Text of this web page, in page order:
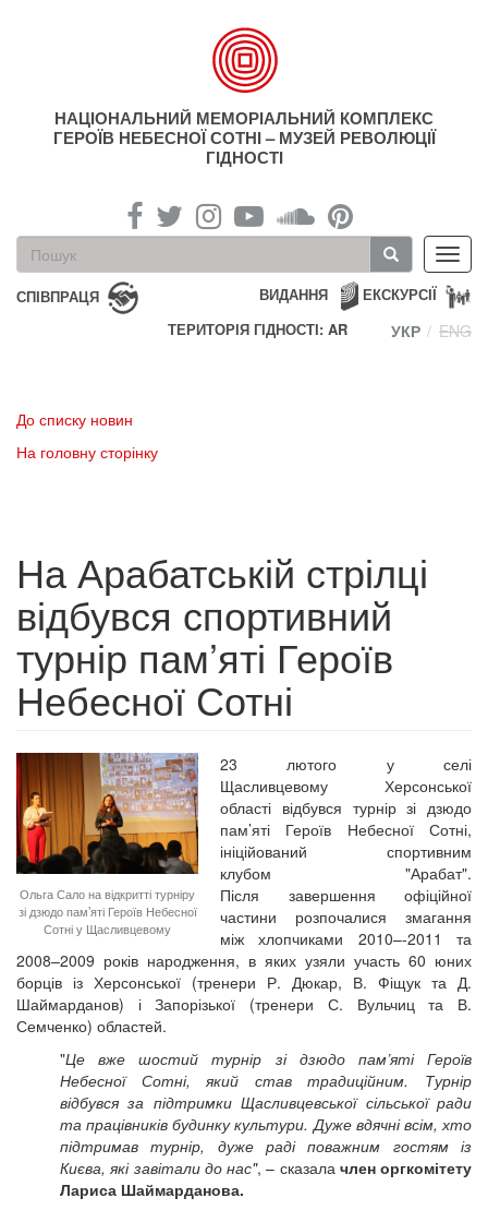
НАЦІОНАЛЬНИЙ МЕМОРІАЛЬНИЙ КОМПЛЕКС
ГЕРОЇВ НЕБЕСНОЇ СОТНІ – МУЗЕЙ РЕВОЛЮЦІЇ
ГІДНОСТІ
Пошукова
форма
Пошук
СПІВПРАЦЯ ЕКСКУРСІЇ
ВИДАННЯ
ТЕРИТОРІЯ ГІДНОСТІ: AR
УКР ENG
До списку новин
На головну сторінку
На Арабатській стрілці
відбувся спортивний
турнір пам’яті Героїв
Небесної Сотні
Ольга Сало на відкритті турніру
зі дзюдо пам’яті Героїв Небесної
Сотні у Щасливцевому
23 лютого у селі
Щасливцевому Херсонської
області відбувся турнір зі дзюдо
пам’яті Героїв Небесної Сотні,
ініційований спортивним
клубом "Арабат".
Після завершення офіційної
частини розпочалися змагання
між хлопчиками 2010–-2011 та
2008–2009 років народження, в яких узяли участь 60 юних
борців із Херсонської (тренери Р. Дюкар, В. Фіщук та Д.
Шаймарданов) і Запорізької (тренери С. Вульчиц та В.
Семченко) областей.
"Це вже шостий турнір зі дзюдо пам’яті Героїв
Небесної Сотні, який став традиційним. Турнір
відбувся за підтримки Щасливцевської сільської ради
та працівників будинку культури. Дуже вдячні всім, хто
підтримав турнір, дуже раді поважним гостям із
Києва, які завітали до нас", – сказалачлен оргкомітету
Лариса Шаймарданова.